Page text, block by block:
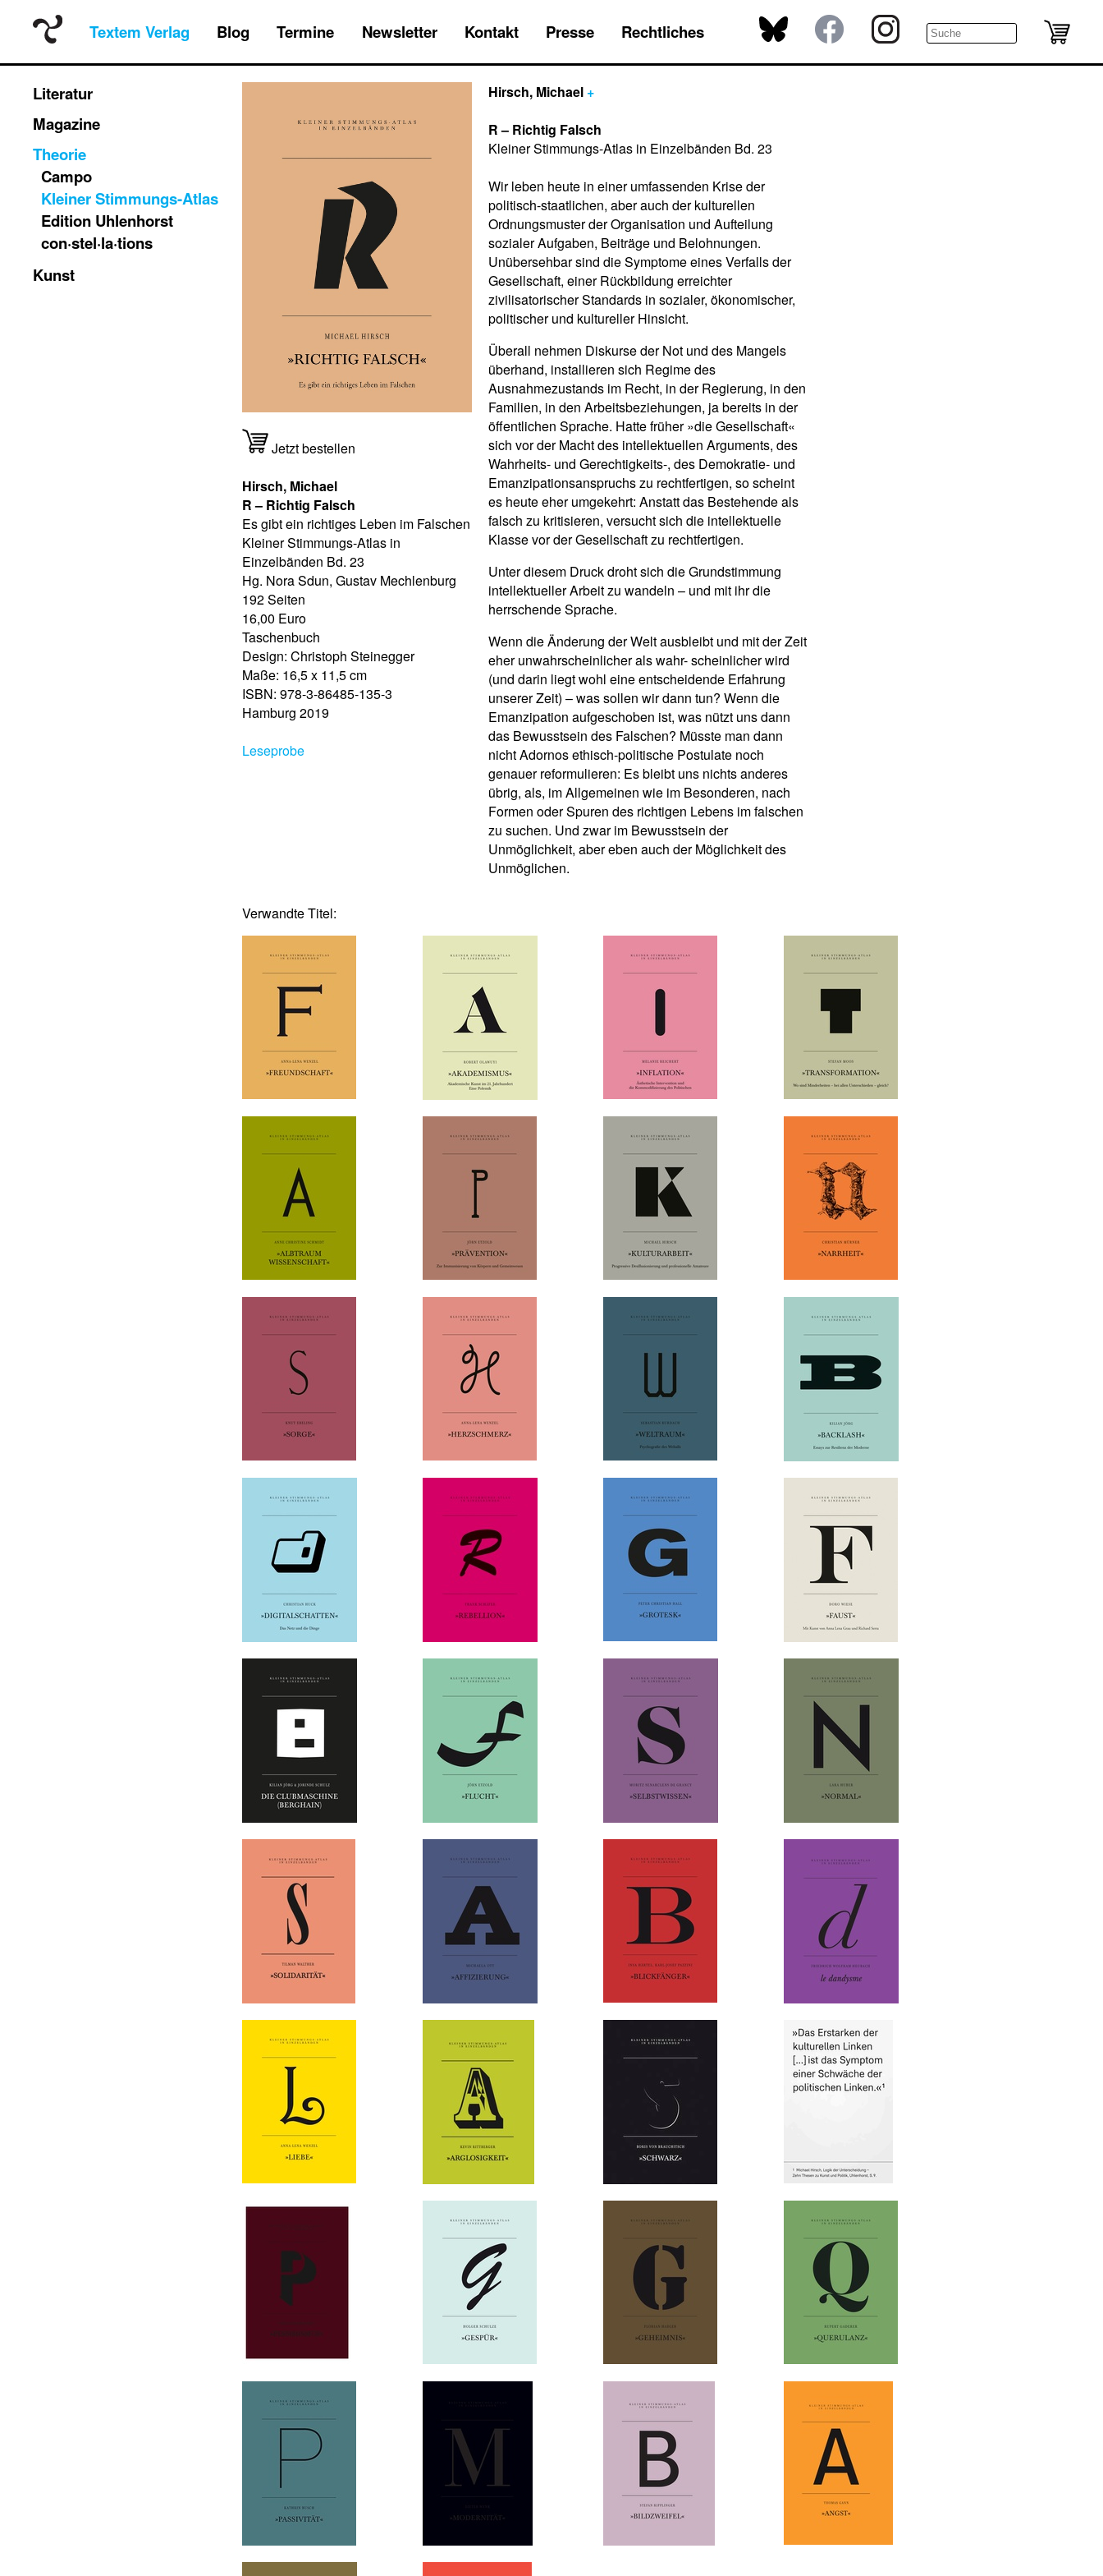
Textem Verlag Blog Termine Newsletter Kontakt Presse Rechtliches
Literatur
Magazine
Theorie
Campo
Kleiner Stimmungs-Atlas
Edition Uhlenhorst
con·stel·la·tions
Kunst
Hirsch, Michael +
R – Richtig Falsch
Kleiner Stimmungs-Atlas in Einzelbänden Bd. 23
Wir leben heute in einer umfassenden Krise der
politisch-staatlichen, aber auch der kulturellen
Ordnungsmuster der Organisation und Aufteilung
sozialer Aufgaben, Beiträge und Belohnungen.
Unübersehbar sind die Symptome eines Verfalls der
Gesellschaft, einer Rückbildung erreichter
zivilisatorischer Standards in sozialer, ökonomischer,
politischer und kultureller Hinsicht.
Überall nehmen Diskurse der Not und des Mangels
überhand, installieren sich Regime des
Ausnahmezustands im Recht, in der Regierung, in den
Familien, in den Arbeitsbeziehungen, ja bereits in der
öffentlichen Sprache. Hatte früher »die Gesellschaft«
sich vor der Macht des intellektuellen Arguments, des
Wahrheits- und Gerechtigkeits-, des Demokratie- und
Emanzipationsanspruchs zu rechtfertigen, so scheint
es heute eher umgekehrt: Anstatt das Bestehende als
falsch zu kritisieren, versucht sich die intellektuelle
Klasse vor der Gesellschaft zu rechtfertigen.
Unter diesem Druck droht sich die Grundstimmung
intellektueller Arbeit zu wandeln – und mit ihr die
herrschende Sprache.
Wenn die Änderung der Welt ausbleibt und mit der Zeit
eher unwahrscheinlicher als wahr- scheinlicher wird
(und darin liegt wohl eine entscheidende Erfahrung
unserer Zeit) – was sollen wir dann tun? Wenn die
Emanzipation aufgeschoben ist, was nützt uns dann
das Bewusstsein des Falschen? Müsste man dann
nicht Adornos ethisch-politische Postulate noch
genauer reformulieren: Es bleibt uns nichts anderes
übrig, als, im Allgemeinen wie im Besonderen, nach
Formen oder Spuren des richtigen Lebens im falschen
zu suchen. Und zwar im Bewusstsein der
Unmöglichkeit, aber eben auch der Möglichkeit des
Unmöglichen.
Jetzt bestellen
Hirsch, Michael
R – Richtig Falsch
Es gibt ein richtiges Leben im Falschen
Kleiner Stimmungs-Atlas in
Einzelbänden Bd. 23
Hg. Nora Sdun, Gustav Mechlenburg
192 Seiten
16,00 Euro
Taschenbuch
Design: Christoph Steinegger
Maße: 16,5 x 11,5 cm
ISBN: 978-3-86485-135-3
Hamburg 2019
Leseprobe
Verwandte Titel: